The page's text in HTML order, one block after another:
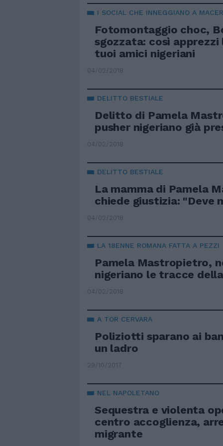
I SOCIAL CHE INNEGGIANO A
Fotomontaggio choc,
sgozzata: così apprezzi
tuoi amici nigeriani
04/02/2018
DELITTO BESTIALE
Delitto di Pamela
pusher nigeriano già
04/02/2018
DELITTO BESTIALE
La mamma di Pamela
chiede giustizia: "Deve
04/02/2018
LA 18ENNE ROMANA FATTA A PEZZI
Pamela Mastropietro,
nigeriano le tracce
04/02/2018
A TOR CERVARA
Poliziotti sparano ai
un ladro
29/10/2017
NEL NAPOLETANO
Sequestra e violenta
centro accoglienza,
migrante